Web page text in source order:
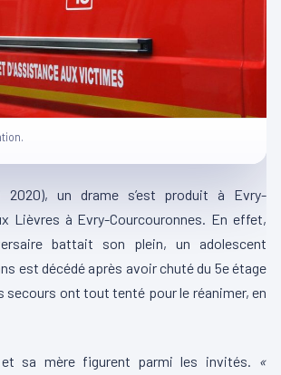
2020), un drame s’est produit à Evry-
Lièvres à Evry-Courcouronnes. En effet,
battait son plein, un adolescent
est décédé après avoir chuté du 5e étage
secours ont tout tenté pour le réanimer, en
sa mère figurent parmi les invités. «